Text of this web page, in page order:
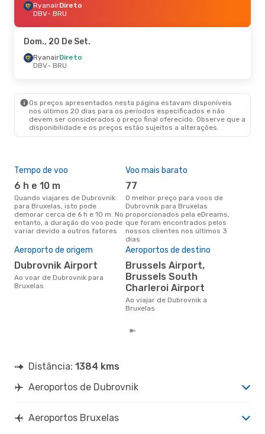
RyanairDireto
DBV- BRU
Dom., 20 De Set.
RyanairDireto
DBV- BRU
Os preços apresentados nesta página estavam disponíveis
nos últimos 20 dias para os períodos especificados e não
devem ser considerados o preço final oferecido. Observe que a
disponibilidade e os preços estão sujeitos a alterações.
Tempo de voo
6 h e 10 m
Quando viajares de Dubrovnik
para Bruxelas, isto pode
demorar cerca de 6 h e 10 m. No
entanto, a duração do voo pode
variar devido a outros fatores
Voo mais barato
77
O melhor preço para voos de
Dubrovnik para Bruxelas
proporcionados pela eDreams,
que foram encontrados pelos
nossos clientes nos últimos 3
dias
Aeroporto de origem
Dubrovnik Airport
Ao voar de Dubrovnik para
Bruxelas
Aeroportos de destino
Brussels Airport,
Brussels South
Charleroi Airport
Ao viajar de Dubrovnik a
Bruxelas
Distância: 1384 kms
Aeroportos de Dubrovnik
Aeroportos Bruxelas